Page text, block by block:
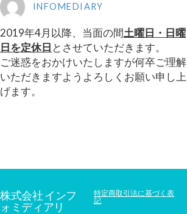
INFOMEDIARY
2019年4月以降、当面の間土曜日・日曜
日を定休日 とさせていただきます。
ご迷惑をおかけいたしますが何卒ご理解
いただきますようよろしくお願い申し上
げます。
株式会社 インフ
ォミディアリ
特定商取引法に基づく表
記